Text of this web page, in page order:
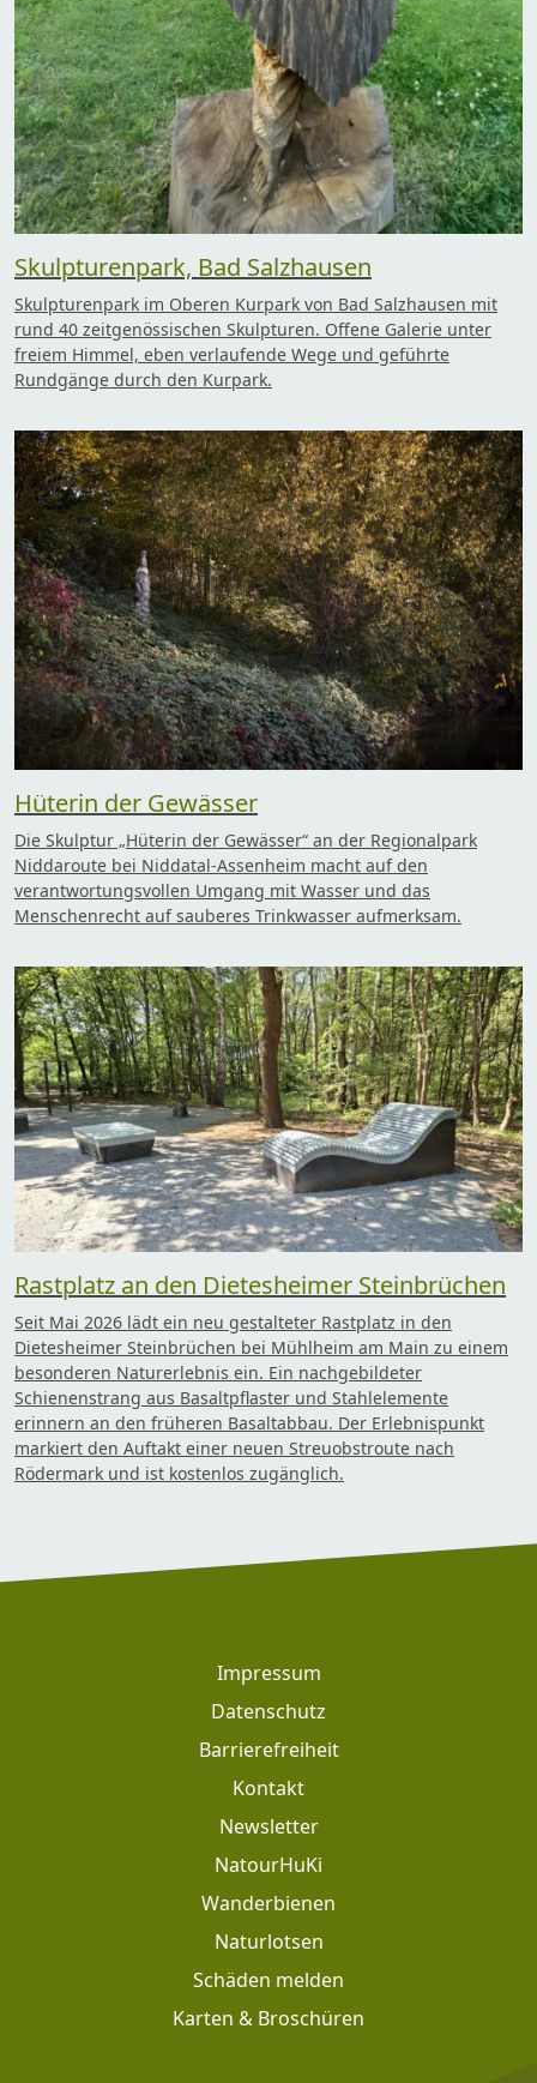
Skulpturenpark, Bad Salzhausen
Skulpturenpark im Oberen Kurpark von Bad Salzhausen mit
rund 40 zeitgenössischen Skulpturen. Offene Galerie unter
freiem Himmel, eben verlaufende Wege und geführte
Rundgänge durch den Kurpark.
Hüterin der Gewässer
Die Skulptur „Hüterin der Gewässer“ an der Regionalpark
Niddaroute bei Niddatal-Assenheim macht auf den
verantwortungsvollen Umgang mit Wasser und das
Menschenrecht auf sauberes Trinkwasser aufmerksam.
Rastplatz an den Dietesheimer Steinbrüchen
Seit Mai 2026 lädt ein neu gestalteter Rastplatz in den
Dietesheimer Steinbrüchen bei Mühlheim am Main zu einem
besonderen Naturerlebnis ein. Ein nachgebildeter
Schienenstrang aus Basaltpflaster und Stahlelemente
erinnern an den früheren Basaltabbau. Der Erlebnispunkt
markiert den Auftakt einer neuen Streuobstroute nach
Rödermark und ist kostenlos zugänglich.
Footer: Meta Navigation
Impressum
Datenschutz
Barrierefreiheit
Kontakt
Newsletter
NatourHuKi
Wanderbienen
Naturlotsen
Schäden melden
Karten & Broschüren